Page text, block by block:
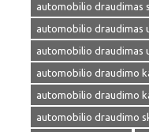
automobilio draudimas
automobilio draudimas
automobilio draudimas
automobilio draudimo
automobilio draudimo
automobilio draudimo